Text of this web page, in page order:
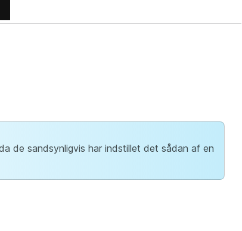
de sandsynligvis har indstillet det sådan af en